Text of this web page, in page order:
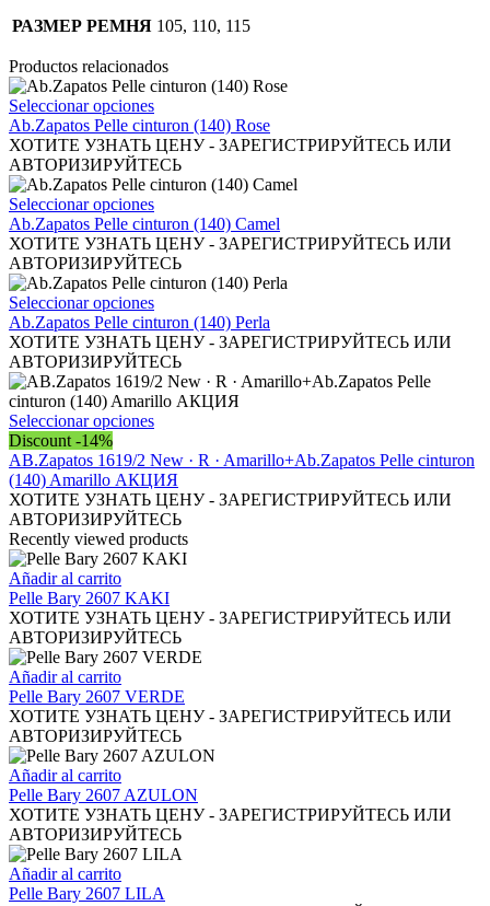
РАЗМЕР РЕМНЯ 105, 110, 115
Productos relacionados
Seleccionar opcionesEste
producto
tiene
múltiples
variantes.
Las
opciones
se
pueden
elegir
en
la
página
de
producto
Ab.Zapatos Pelle cinturon (140) Rose
ХОТИТЕ УЗНАТЬ ЦЕНУ - ЗАРЕГИСТРИРУЙТЕСЬ ИЛИ
АВТОРИЗИРУЙТЕСЬ
Seleccionar opcionesEste
producto
tiene
múltiples
variantes.
Las
opciones
se
pueden
elegir
en
la
de
producto
Ab.Zapatos Pelle cinturon (140) Camel
ХОТИТЕ УЗНАТЬ ЦЕНУ - ЗАРЕГИСТРИРУЙТЕСЬ ИЛИ
АВТОРИЗИРУЙТЕСЬ
Seleccionar opcionesEste
producto
tiene
múltiples
variantes.
Las
opciones
pueden
elegir
en
la
página
de
Ab.Zapatos Pelle cinturon (140) Perla
ХОТИТЕ УЗНАТЬ ЦЕНУ - ЗАРЕГИСТРИРУЙТЕСЬ ИЛИ
АВТОРИЗИРУЙТЕСЬ
Seleccionar opcionesEste
tiene
múltiples
variantes.
Las
opciones
se
elegir
en
la
página
producto
Discount -14%
AB.Zapatos 1619/2 New · R · Amarillo+Ab.Zapatos Pelle cinturon
(140) Amarillo АКЦИЯ
ХОТИТЕ УЗНАТЬ ЦЕНУ - ЗАРЕГИСТРИРУЙТЕСЬ ИЛИ
АВТОРИЗИРУЙТЕСЬ
Recently viewed products
Añadir al carrito
Pelle Bary 2607 KAKI
ХОТИТЕ УЗНАТЬ ЦЕНУ - ЗАРЕГИСТРИРУЙТЕСЬ ИЛИ
АВТОРИЗИРУЙТЕСЬ
Añadir al carrito
Pelle Bary 2607 VERDE
ХОТИТЕ УЗНАТЬ ЦЕНУ - ЗАРЕГИСТРИРУЙТЕСЬ ИЛИ
АВТОРИЗИРУЙТЕСЬ
Añadir al carrito
Pelle Bary 2607 AZULON
ХОТИТЕ УЗНАТЬ ЦЕНУ - ЗАРЕГИСТРИРУЙТЕСЬ ИЛИ
АВТОРИЗИРУЙТЕСЬ
Añadir al carrito
Pelle Bary 2607 LILA